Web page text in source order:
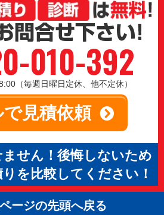
010-392
見積依頼
ません！後悔しないため